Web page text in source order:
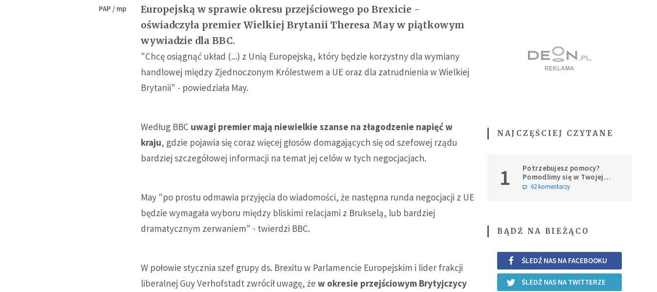
PAP / mp
Europejską w sprawie okresu przejściowego po Brexicie -
oświadczyła premier Wielkiej Brytanii Theresa May w piątkowym
wywiadzie dla BBC.
"Chcę osiągnąć układ (...) z Unią Europejską, który będzie korzystny dla wymiany
handlowej między Zjednoczonym Królestwem a UE oraz dla zatrudnienia w Wielkiej
Brytanii" - powiedziała May.
Według BBC uwagi premier mają niewielkie szanse na złagodzenie napięć w
kraju, gdzie pojawia się coraz więcej głosów domagających się od szefowej rządu
bardziej szczegółowej informacji na temat jej celów w tych negocjacjach.
May "po prostu odmawia przyjęcia do wiadomości, że następna runda negocjacji z UE
będzie wymagała wyboru między bliskimi relacjami z Brukselą, lub bardziej
dramatycznym zerwaniem" - twierdzi BBC.
W połowie stycznia szef grupy ds. Brexitu w Parlamencie Europejskim i lider frakcji
liberalnej Guy Verhofstadt zwrócił uwagę, żew okresie przejściowym Brytyjczycy
NAJCZĘŚCIEJ CZYTANE
1
Potrzebujesz pomocy?
Pomodlimy się w Twojej
intencji
62 komentarzy
BĄDŹ NA BIEŻĄCO
ŚLEDŹ NAS NA FACEBOOKU
ŚLEDŹ NAS NA TWITTERZE